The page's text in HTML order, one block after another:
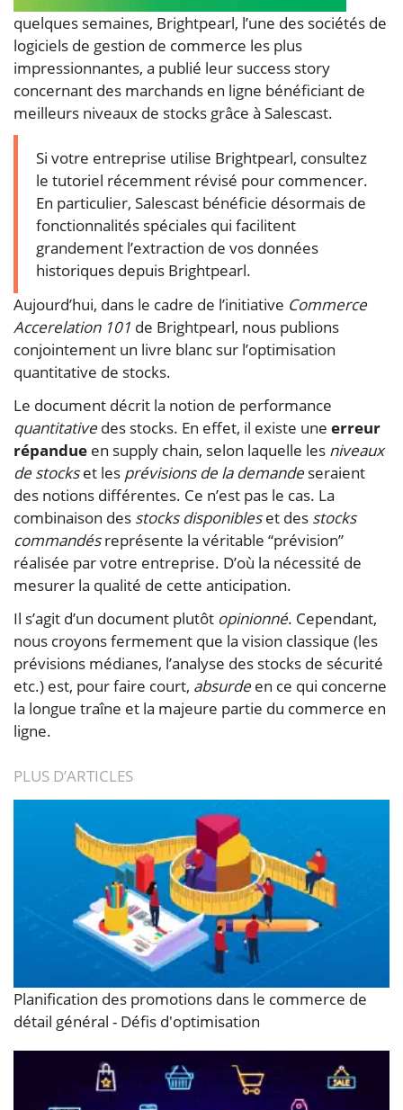
quelques semaines, Brightpearl, l’une des sociétés de
logiciels de gestion de commerce les plus
impressionnantes, a publié leur success story
concernant des marchands en ligne bénéficiant de
meilleurs niveaux de stocks grâce à Salescast.
Si votre entreprise utilise Brightpearl, consultez
le tutoriel récemment révisé pour commencer.
En particulier, Salescast bénéficie désormais de
fonctionnalités spéciales qui facilitent
grandement l’extraction de vos données
historiques depuis Brightpearl.
Aujourd’hui, dans le cadre de l’initiative Commerce
Accerelation 101 de Brightpearl, nous publions
conjointement un livre blanc sur l’optimisation
quantitative de stocks.
Le document décrit la notion de performance
quantitativedes stocks. En effet, il existe une erreur
répandue en supply chain, selon laquelle les niveaux
de stockset les prévisions de la demandeseraient
des notions différentes. Ce n’est pas le cas. La
combinaison des stocks disponibleset des stocks
commandésreprésente la véritable “prévision”
réalisée par votre entreprise. D’où la nécessité de
mesurer la qualité de cette anticipation.
Il s’agit d’un document plutôt opinionné. Cependant,
nous croyons fermement que la vision classique (les
prévisions médianes, l’analyse des stocks de sécurité
etc.) est, pour faire court, absurdeen ce qui concerne
la longue traîne et la majeure partie du commerce en
ligne.
PLUS D’ARTICLES
Planification des promotions dans le commerce de
détail général - Défis d'optimisation